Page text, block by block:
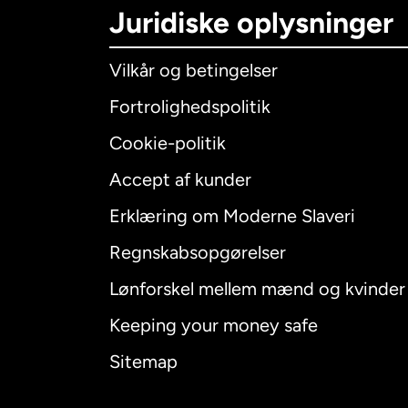
Juridiske oplysninger
Vilkår og betingelser
Fortrolighedspolitik
Cookie-politik
Accept af kunder
Erklæring om Moderne Slaveri
Regnskabsopgørelser
Lønforskel mellem mænd og kvinder
Keeping your money safe
Sitemap
Australien